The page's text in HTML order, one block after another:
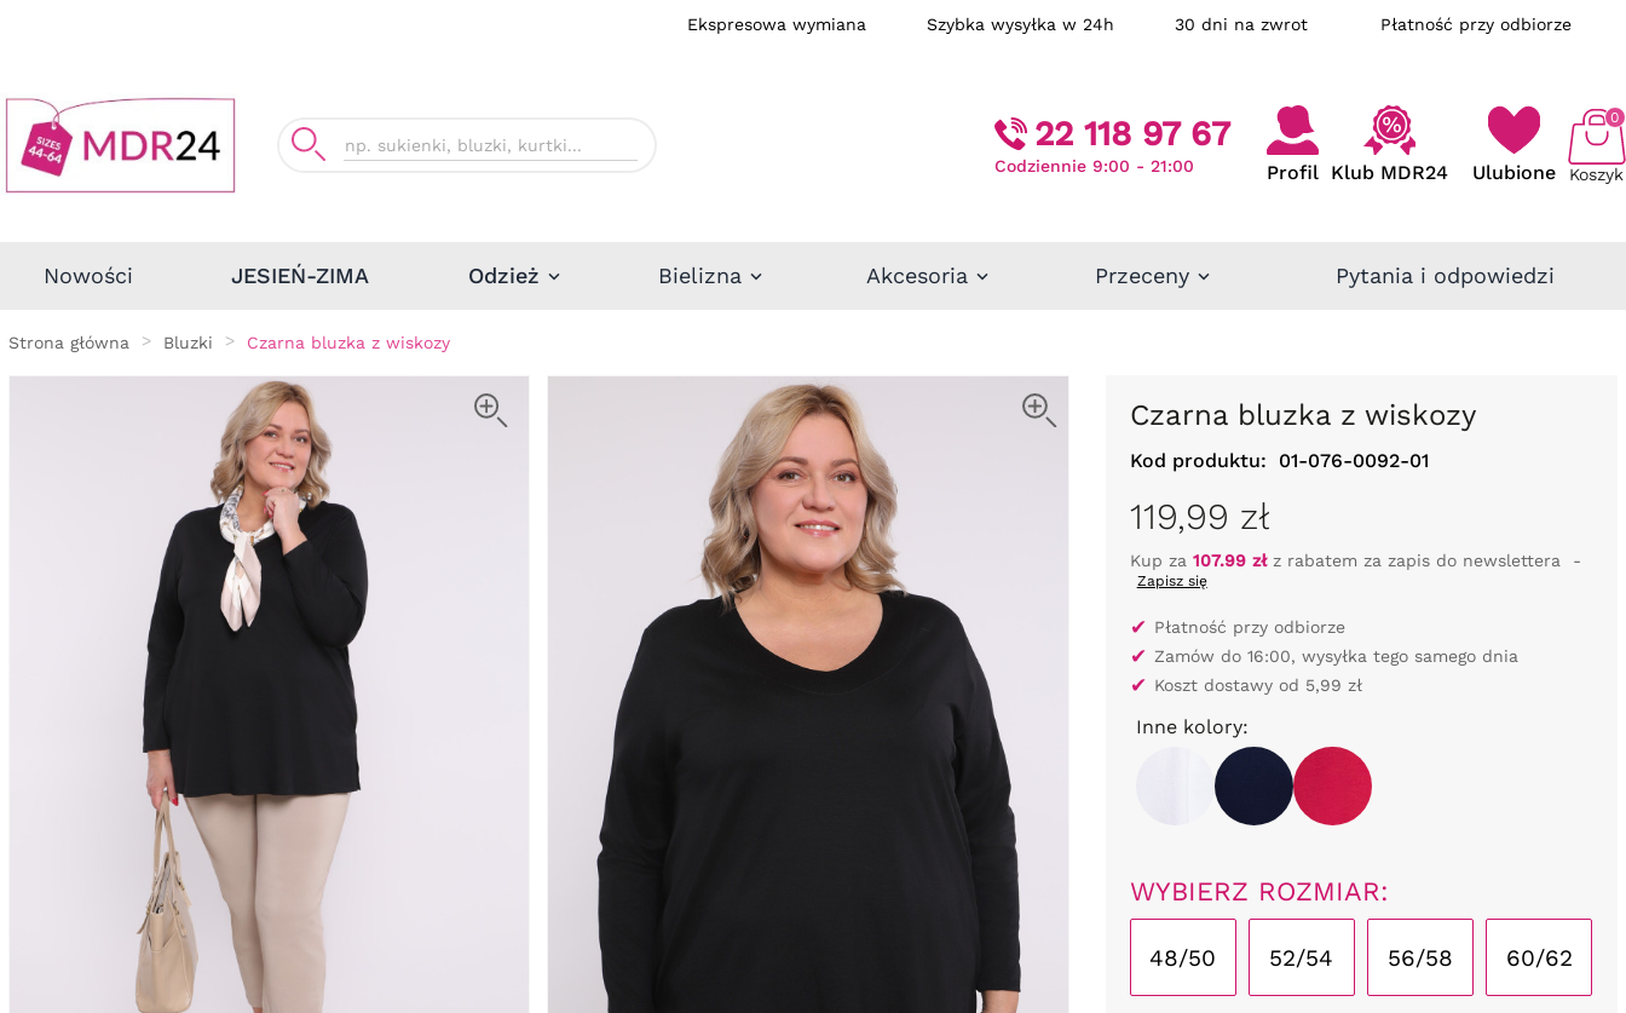
Ekspresowa wymiana Szybka wysyłka w 24h 30 dni na zwrot Płatność przy odbiorze
22 118 97 67
Codziennie 9:00 - 21:00 Profil Klub MDR24 Ulubione Koszyk
0
Nowości JESIEŃ-ZIMA Odzież Bielizna Akcesoria Przeceny Pytania i odpowiedzi
Strona główna Bluzki Czarna bluzka z wiskozy
Czarna bluzka z wiskozy
Kod produktu: 01-076-0092-01
119,99 zł
Kup za 107.99 złz rabatem za zapis do newslettera -
Zapisz się
✔ Płatność przy odbiorze
✔ Zamów do 16:00, wysyłka tego samego dnia
✔ Koszt dostawy od 5,99 zł
Inne kolory:
WYBIERZ ROZMIAR:
48/50 52/54 56/58 60/62